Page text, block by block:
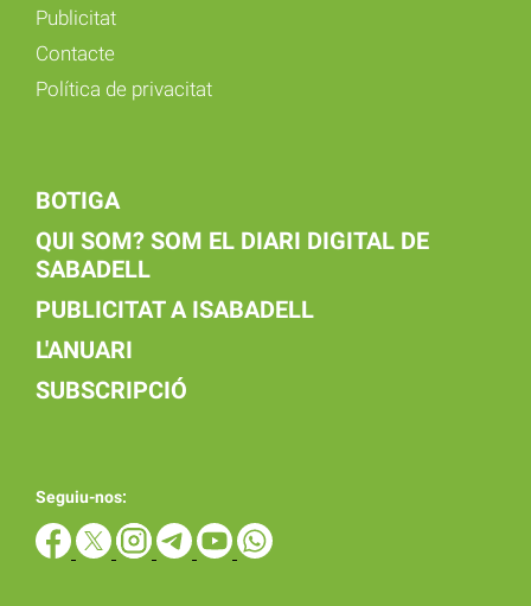
Publicitat
Contacte
Política de privacitat
BOTIGA
QUI SOM? SOM EL DIARI DIGITAL DE
SABADELL
PUBLICITAT A ISABADELL
L'ANUARI
SUBSCRIPCIÓ
Seguiu-nos: